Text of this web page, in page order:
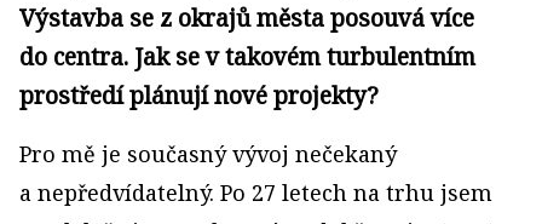
Výstavba se z okrajů města posouvá více
do centra. Jak se v takovém turbulentním
prostředí plánují nové projekty?
Pro mě je současný vývoj nečekaný
a nepředvídatelný. Po 27 letech na trhu jsem